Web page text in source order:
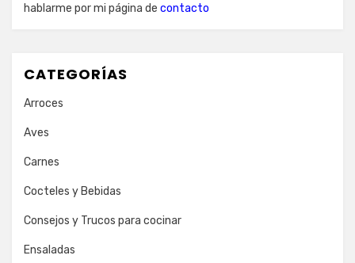
hablarme por mi página de contacto
CATEGORÍAS
Arroces
Aves
Carnes
Cocteles y Bebidas
Consejos y Trucos para cocinar
Ensaladas